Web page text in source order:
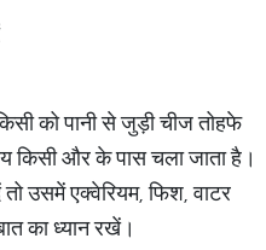
को पानी से जुड़ी चीज तोहफे
किसी और के पास चला जाता है।
उसमें एक्वेरियम, फिश, वाटर
का ध्यान रखें।